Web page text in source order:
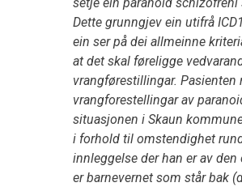
Dette grunngjev ein utifrå
ein ser på dei allmeinne
at det skal føreligge
vrangførestillingar. Pasienten
vrangforestellingar av
situasjonen i Skaun
i forhold til omstendighet
innleggelse der han er av
er barnevernet som står bak